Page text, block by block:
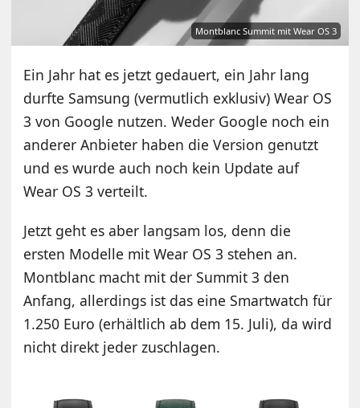
Montblanc Summit mit Wear OS 3
Ein Jahr hat es jetzt gedauert, ein Jahr lang
durfte Samsung (vermutlich exklusiv) Wear OS
3 von Google nutzen. Weder Google noch ein
anderer Anbieter haben die Version genutzt
und es wurde auch noch kein Update auf
Wear OS 3 verteilt.
Jetzt geht es aber langsam los, denn die
ersten Modelle mit Wear OS 3 stehen an.
Montblanc macht mit der Summit 3 den
Anfang, allerdings ist das eine Smartwatch für
1.250 Euro (erhältlich ab dem 15. Juli), da wird
nicht direkt jeder zuschlagen.